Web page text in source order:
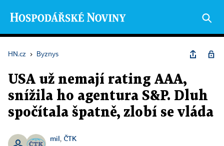
HN.cz › Byznys
USA už nemají rating AAA,
snížila ho agentura S&P. Dluh
spočítala špatně, zlobí se vláda
mil, ČTK